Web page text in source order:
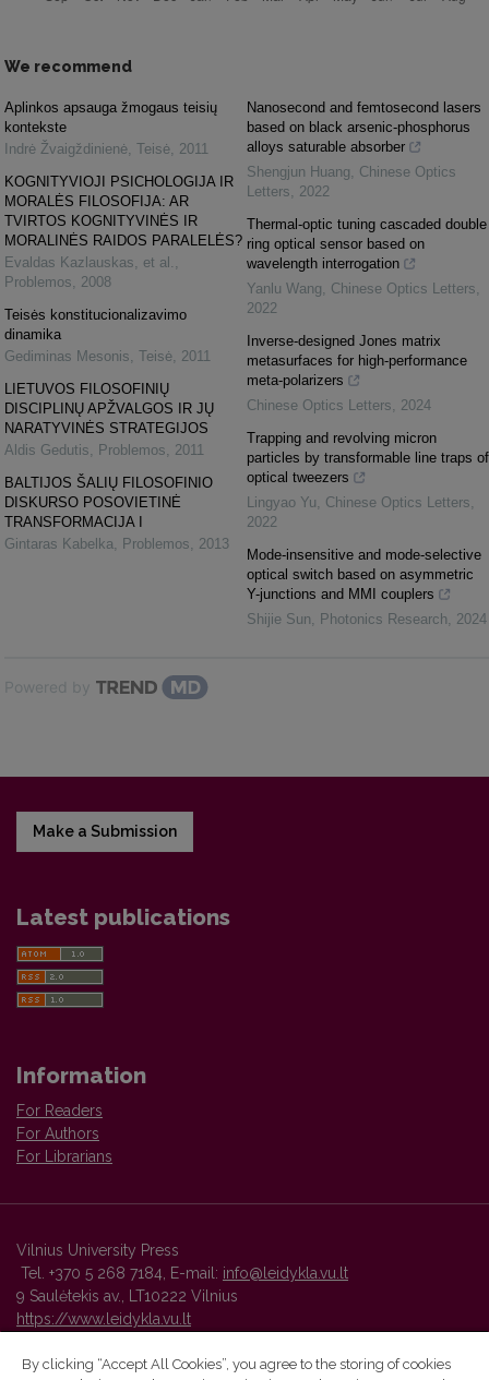
We recommend
Aplinkos apsauga žmogaus teisių
kontekste
Indrė Žvaigždinienė Teisė 2011
KOGNITYVIOJI PSICHOLOGIJA IR
MORALĖS FILOSOFIJA: AR
TVIRTOS KOGNITYVINĖS IR
MORALINĖS RAIDOS PARALELĖS?
Evaldas Kazlauskas, et al.
Problemos
2008
Teisės konstitucionalizavimo
dinamika
Gediminas Mesonis Teisė 2011
LIETUVOS FILOSOFINIŲ
DISCIPLINŲ APŽVALGOS IR JŲ
NARATYVINĖS STRATEGIJOS
Aldis Gedutis
Problemos
2011
BALTIJOS ŠALIŲ FILOSOFINIO
DISKURSO POSOVIETINĖ
TRANSFORMACIJA I
Gintaras Kabelka
Problemos 2013
Nanosecond and femtosecond lasers
based on black arsenic-phosphorus
alloys saturable absorber
Shengjun Huang
Chinese Optics
Letters
2022
Thermal-optic tuning cascaded double
ring optical sensor based on
wavelength interrogation
Yanlu Wang
Chinese Optics Letters
2022
Inverse-designed Jones matrix
metasurfaces for high-performance
meta-polarizers
Chinese Optics Letters
2024
Trapping and revolving micron
particles by transformable line traps of
optical tweezers
Lingyao Yu
Chinese Optics Letters
2022
Mode-insensitive and mode-selective
optical switch based on asymmetric
Y-junctions and MMI couplers
Shijie Sun
Photonics Research 2024
Powered by
Make a Submission
Latest publications
Information
For Readers
For Authors
For Librarians
Vilnius University Press
Tel. +370 5 268 7184, E-mail: info@leidykla.vu.lt
9 Saulėtekis av., LT10222 Vilnius
https://www.leidykla.vu.lt
By clicking “Accept All Cookies”, you agree to the storing of cookies